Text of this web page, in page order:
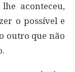
aconteceu,
o possível e
outro que não